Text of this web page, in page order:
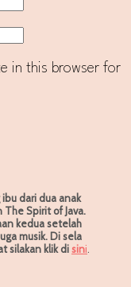
in this browser for
dari dua anak
Spirit of Java.
kedua setelah
musik. Di sela
silakan klik disini.